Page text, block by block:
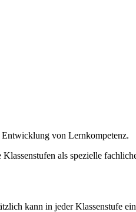
von Lernkompetenz.
als spezielle
kann in jeder Klassenstufe